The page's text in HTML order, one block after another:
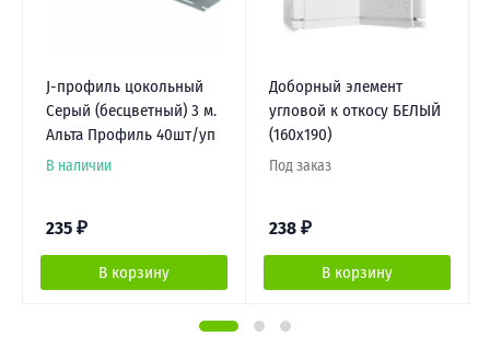
J-профиль цокольный
Серый (бесцветный) 3 м.
Альта Профиль 40шт/уп
В наличии
235 ₽
В корзину
Доборный элемент
угловой к откосу БЕЛЫЙ
(160х190)
Под заказ
238 ₽
В корзину